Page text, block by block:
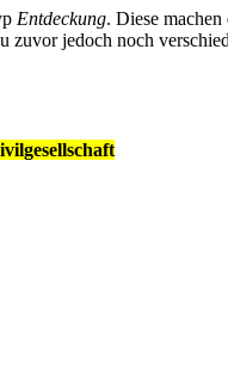
Entdeckung. Diese
zuvor jedoch noch